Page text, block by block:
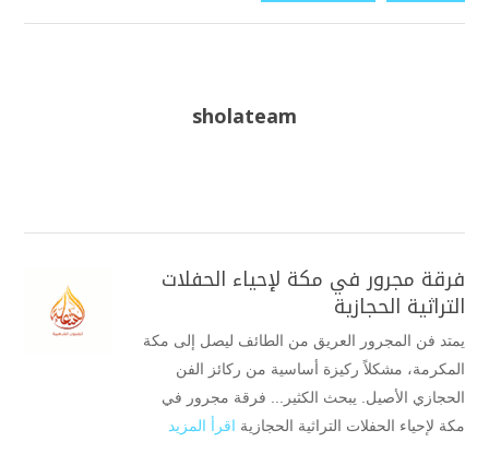
sholateam
فرقة مجرور في مكة لإحياء الحفلات
التراثية الحجازية
يمتد فن المجرور العريق من الطائف ليصل إلى مكة
المكرمة، مشكلاً ركيزة أساسية من ركائز الفن
الحجازي الأصيل. يبحث الكثير... فرقة مجرور في
مكة لإحياء الحفلات التراثية الحجازية اقرأ المزيد